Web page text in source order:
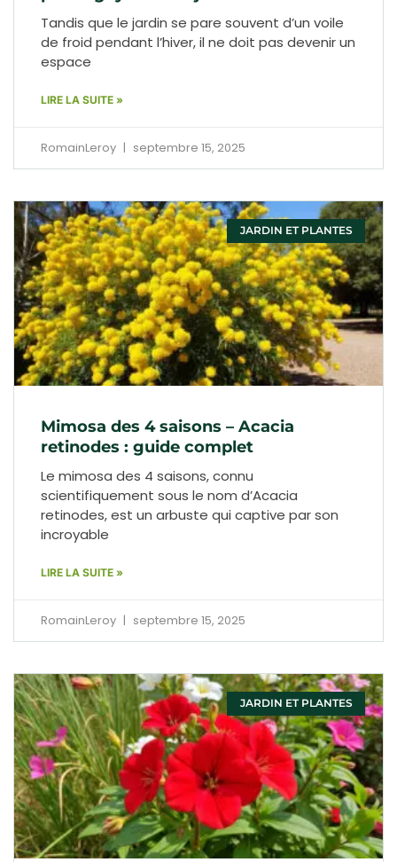
Tandis que le jardin se pare souvent d’un voile
de froid pendant l’hiver, il ne doit pas devenir un
espace
LIRE LA SUITE »
RomainLeroy septembre 15, 2025
JARDIN ET PLANTES
Mimosa des 4 saisons – Acacia
retinodes : guide complet
Le mimosa des 4 saisons, connu
scientifiquement sous le nom d’Acacia
retinodes, est un arbuste qui captive par son
incroyable
LIRE LA SUITE »
RomainLeroy septembre 15, 2025
JARDIN ET PLANTES